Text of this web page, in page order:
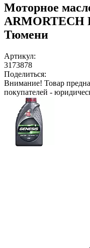
Моторное
ARMORTECH
Тюмени
Артикул:
3173878
Поделиться:
Внимание! Товар
покупателей -